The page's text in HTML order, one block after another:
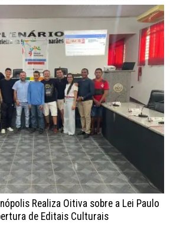
Realiza Oitiva sobre a Lei Paulo
de Editais Culturais